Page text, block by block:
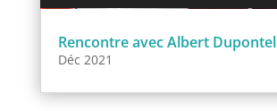
Rencontre avec Albert Dupontel
Déc 2021